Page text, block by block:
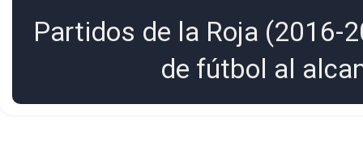
Partidos de la Roja (2016-
de fútbol al